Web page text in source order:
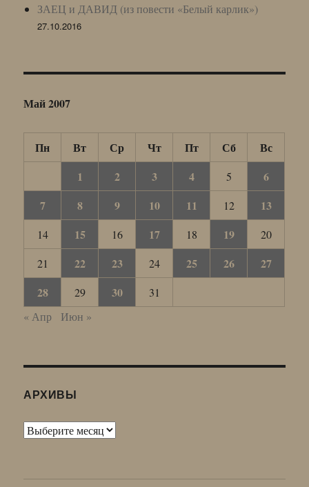
ЗАЕЦ и ДАВИД (из повести «Белый карлик»)
27.10.2016
Май 2007
Пн Вт Ср Чт Пт Сб
Вс
1
2 3 4 5
6
7
8 9 10 11 12 13
14 15 16 17 18 19
20
21
22 23 24 25 26
27
28
29 30
31
« Апр
Июн »
АРХИВЫ
Архивы